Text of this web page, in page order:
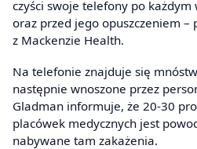
czyści swoje telefony po
oraz przed jego opuszczeniem –
z Mackenzie Health.
Na telefonie znajduje się
następnie wnoszone przez
Gladman informuje, że 20-30
placówek medycznych jest
nabywane tam zakażenia.